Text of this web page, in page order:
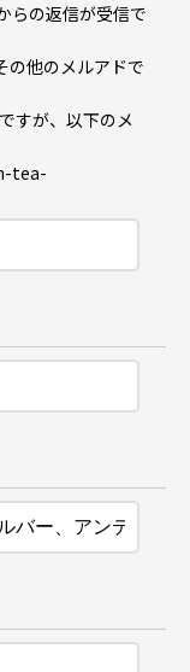
の返信が受信で
の他のメルアドで
すが、以下のメ
tea-